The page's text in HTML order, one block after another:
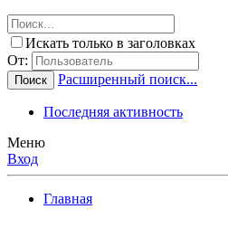
Искать только в заголовках
От:
Поиск Расширенный поиск...
Последняя активность
Меню
Вход
Главная